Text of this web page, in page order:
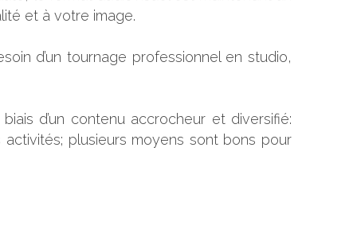
et à votre image.
d’un tournage professionnel en studio,
d’un contenu accrocheur et diversifié:
activités; plusieurs moyens sont bons pour